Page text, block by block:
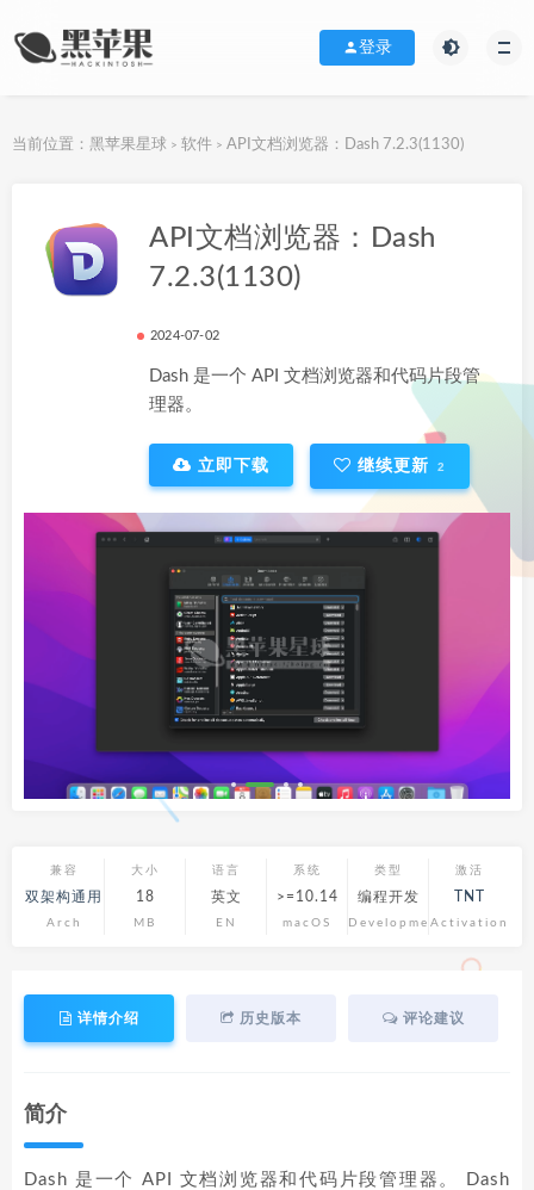
登录
当前位置： 黑苹果星球 > 软件 > API文档浏览器：Dash 7.2.3(1130)
API文档浏览器：Dash
7.2.3(1130)
2024-07-02
Dash 是一个 API 文档浏览器和代码片段管
理器。
立即下载 继续更新 2
兼容
双架构通用
Arch
大小
18
MB
语言
英文
EN
系统
>=10.14
macOS
类型
编程开发
Development
激活
TNT
Activation
详情介绍 历史版本 评论建议
简介
Dash 是一个 API 文档浏览器和代码片段管理器。 Dash